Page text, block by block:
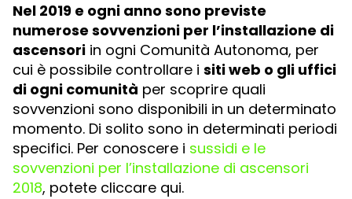
Nel 2019 e ogni anno sono previste
numerose sovvenzioni per l’installazione di
ascensori in ogni Comunità Autonoma, per
cui è possibile controllare i siti web o gli uffici
di ogni comunità per scoprire quali
sovvenzioni sono disponibili in un determinato
momento. Di solito sono in determinati periodi
specifici. Per conoscere i sussidi e le
sovvenzioni per l’installazione di ascensori
2018, potete cliccare qui.